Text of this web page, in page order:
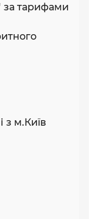
за тарифами
з м.Київ